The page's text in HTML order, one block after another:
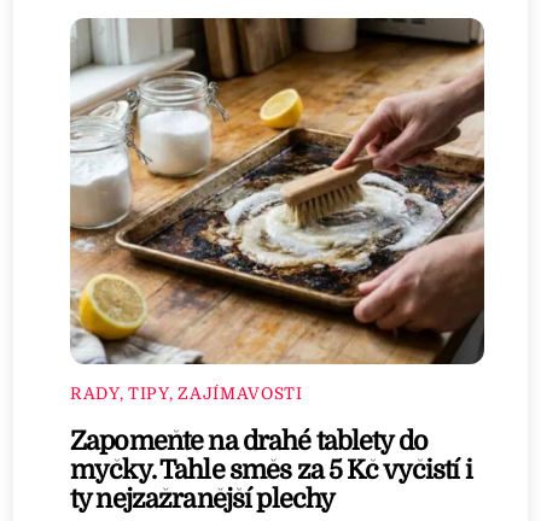
RADY, TIPY, ZAJÍMAVOSTI
Zapomeňte na drahé tablety do
myčky. Tahle směs za 5 Kč vyčistí i
ty nejzažranější plechy